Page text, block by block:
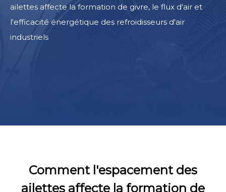
ailettes affecte la formation de givre, le flux d'air et
l'efficacité énergétique des refroidisseurs d'air
industriels
Comment l'espacement des
ailettes affecte la formation de